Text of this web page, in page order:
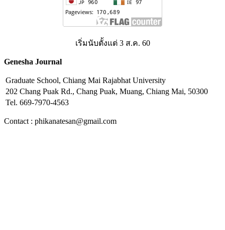
เริ่มนับตั้งแต่ 3 ส.ค. 60
Genesha Journal
Graduate School, Chiang Mai Rajabhat University
202 Chang Puak Rd., Chang Puak, Muang, Chiang Mai, 50300
Tel. 669-7970-4563
Contact : phikanatesan@gmail.com